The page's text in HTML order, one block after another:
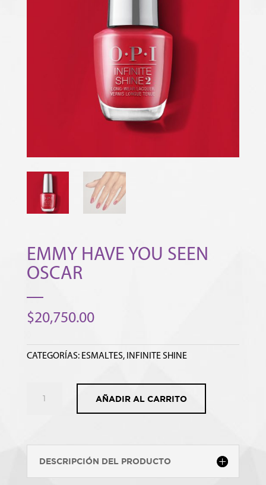
EMMY HAVE YOU SEEN
OSCAR
$20,750.00
CATEGORÍAS: ESMALTES, INFINITE SHINE
AÑADIR AL CARRITO
DESCRIPCIÓN DEL PRODUCTO